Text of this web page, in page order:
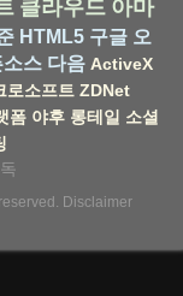
클라우드 아마
HTML5 구글 오
소스 다음 ActiveX
로소프트 ZDNet
폼 야후 롱테일 소셜
Disclaimer